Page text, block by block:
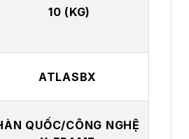
10 (KG)
ATLASBX
QUỐC/CÔNG NGHỆ